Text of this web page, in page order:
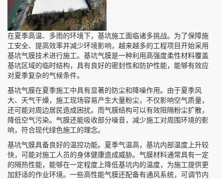
在夏季高温、多雨的环境下，基坑施工面临诸多挑战。为了保障施
工安全、提高效率并减少环境影响，越来越多的工程项目开始采用
基坑气膜技术进行施工。基坑气膜是一种利用高强度柔性材料覆盖
基坑区域的临时结构，具有良好的密封性和防护性能，能够有效应
对夏季复杂的气候条件。
基坑气膜在夏季施工中具有显著的防尘和降噪作用。由于夏季风
大、天气干燥，施工现场容易产生大量粉尘，不仅影响空气质量，
还可能对周边居民造成困扰。而气膜结构可以有效阻隔粉尘扩散，
降低空气污染。气膜还能吸收部分噪音，减少施工对周围环境的影
响，符合现代绿色施工的理念。
基坑气膜具备良好的温控功能。夏季气温高，基坑内部温度上升较
快，可能对施工人员的身体健康造成威胁。气膜材料通常具有一定
的隔热性能，能够在一定程度上降低基坑内的温度，为施工提供更
加舒适的作业环境。一些高性能气膜还配备有通风系统，可调节内